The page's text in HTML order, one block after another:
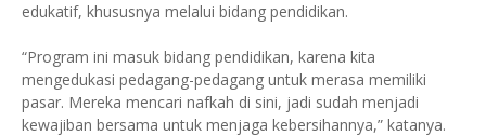
edukatif, khususnya melalui bidang pendidikan.
“Program ini masuk bidang pendidikan, karena kita
mengedukasi pedagang-pedagang untuk merasa memiliki
pasar. Mereka mencari nafkah di sini, jadi sudah menjadi
kewajiban bersama untuk menjaga kebersihannya,” katanya.